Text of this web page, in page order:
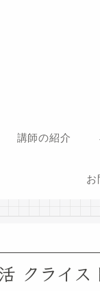
講師の紹介
お
クライ